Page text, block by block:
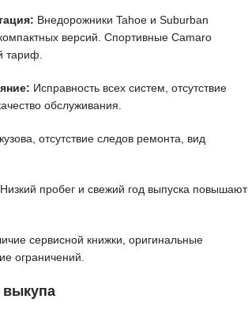
Внедорожники Tahoe и Suburban
версий. Спортивные Camaro
тариф.
Исправность всех систем, отсутствие
обслуживания.
отсутствие следов ремонта, вид
Низкий пробег и свежий год выпуска повышают
сервисной книжки, оригинальные
ограничений.